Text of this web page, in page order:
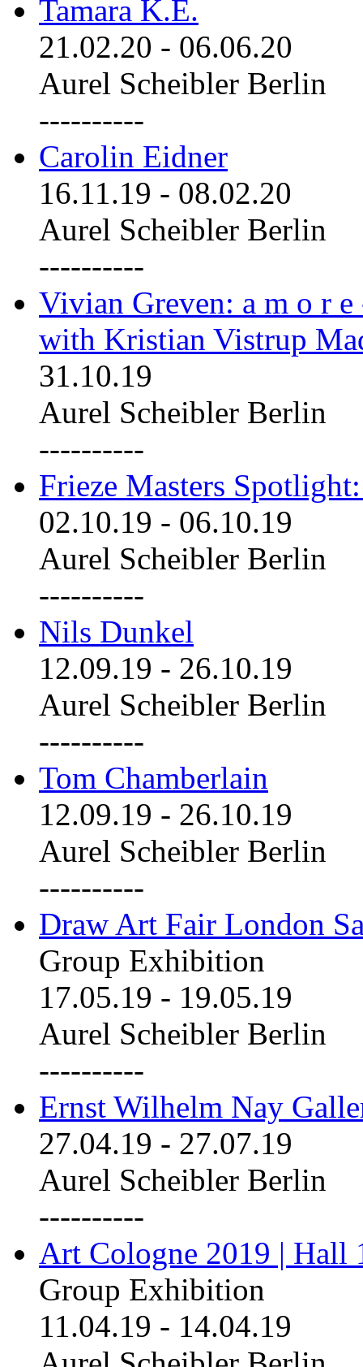
Tamara K.E.
21.02.20 - 06.06.20
Aurel Scheibler Berlin
----------
Carolin Eidner
16.11.19 - 08.02.20
Aurel Scheibler Berlin
----------
Vivian Greven: a m o r
with Kristian Vistrup
31.10.19
Aurel Scheibler Berlin
----------
Frieze Masters
02.10.19 - 06.10.19
Aurel Scheibler Berlin
----------
Nils Dunkel
12.09.19 - 26.10.19
Aurel Scheibler Berlin
----------
Tom Chamberlain
12.09.19 - 26.10.19
Aurel Scheibler Berlin
----------
Draw Art Fair London
Group Exhibition
17.05.19 - 19.05.19
Aurel Scheibler Berlin
----------
Ernst Wilhelm Nay
27.04.19 - 27.07.19
Aurel Scheibler Berlin
----------
Art Cologne 2019 | Hall
Group Exhibition
11.04.19 - 14.04.19